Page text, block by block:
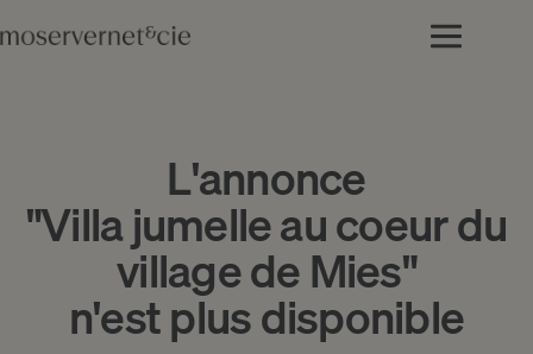
L'annonce
"Villa jumelle au coeur du
village de Mies"
n'est plus disponible